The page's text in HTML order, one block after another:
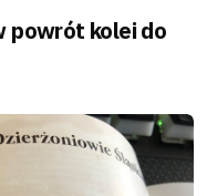
powrót kolei do